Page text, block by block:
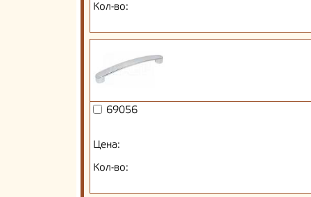
Кол-во:
69056
Цена:
Кол-во: